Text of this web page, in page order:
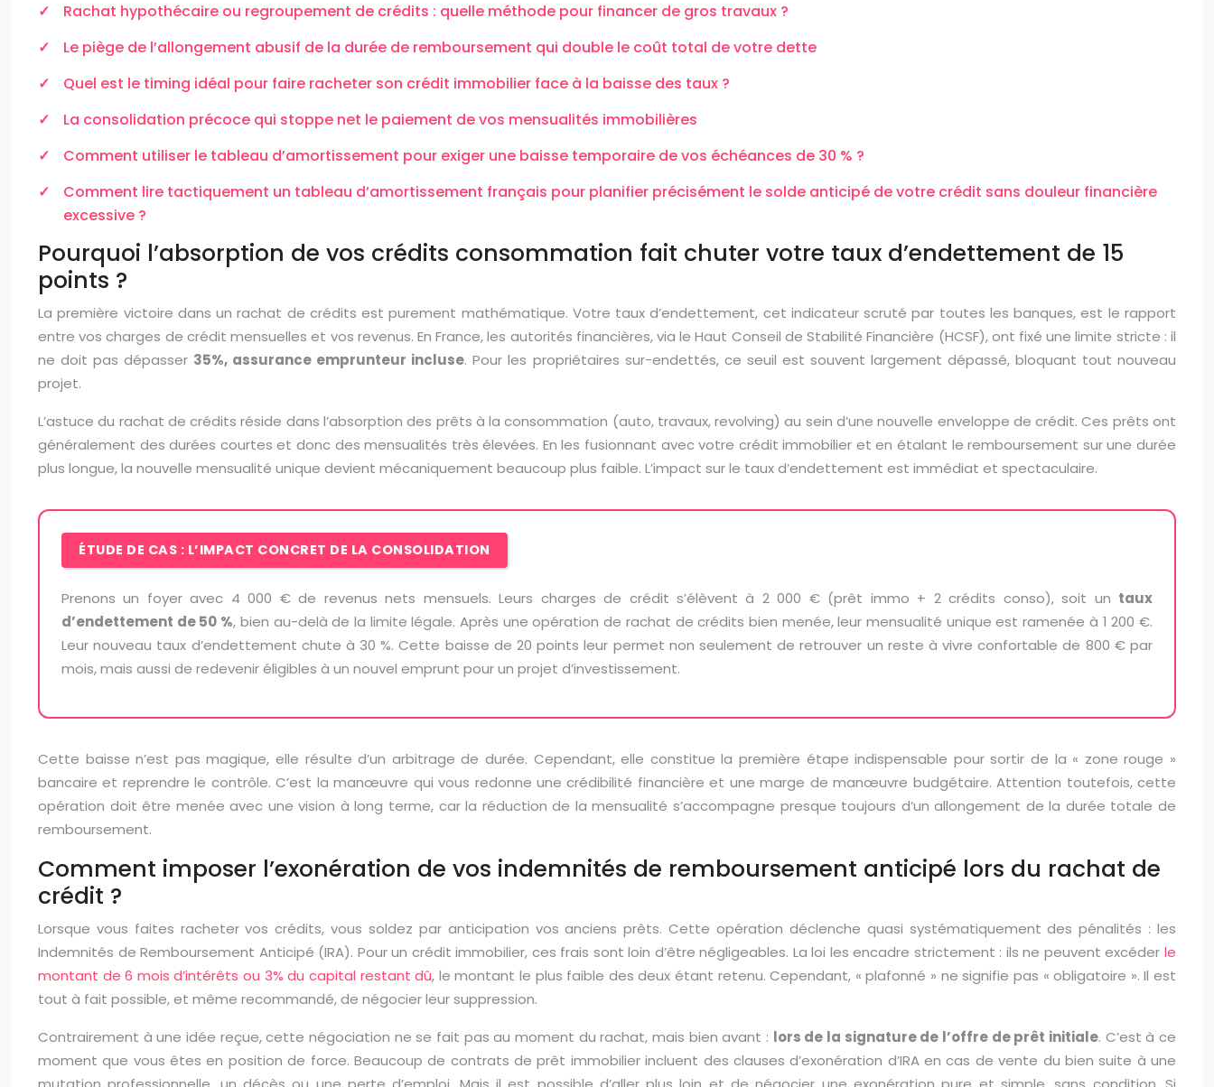
Rachat hypothécaire ou regroupement de crédits : quelle méthode pour financer de gros travaux ?
Le piège de l’allongement abusif de la durée de remboursement qui double le coût total de votre dette
Quel est le timing idéal pour faire racheter son crédit immobilier face à la baisse des taux ?
La consolidation précoce qui stoppe net le paiement de vos mensualités immobilières
Comment utiliser le tableau d’amortissement pour exiger une baisse temporaire de vos échéances de 30 % ?
Comment lire tactiquement un tableau d’amortissement français pour planifier précisément le solde anticipé de votre crédit sans douleur financière
excessive ?
Pourquoi l’absorption de vos crédits consommation fait chuter votre taux d’endettement de 15
points ?
La première victoire dans un rachat de crédits est purement mathématique. Votre taux d’endettement, cet indicateur scruté par toutes les banques, est le rapport
entre vos charges de crédit mensuelles et vos revenus. En France, les autorités financières, via le Haut Conseil de Stabilité Financière (HCSF), ont fixé une limite stricte : il
ne doit pas dépasser 35%, assurance emprunteur incluse. Pour les propriétaires sur-endettés, ce seuil est souvent largement dépassé, bloquant tout nouveau
projet.
L’astuce du rachat de crédits réside dans l’absorption des prêts à la consommation (auto, travaux, revolving) au sein d’une nouvelle enveloppe de crédit. Ces prêts ont
généralement des durées courtes et donc des mensualités très élevées. En les fusionnant avec votre crédit immobilier et en étalant le remboursement sur une durée
plus longue, la nouvelle mensualité unique devient mécaniquement beaucoup plus faible. L’impact sur le taux d’endettement est immédiat et spectaculaire.
ÉTUDE DE CAS : L’IMPACT CONCRET DE LA CONSOLIDATION
Prenons un foyer avec 4 000 € de revenus nets mensuels. Leurs charges de crédit s’élèvent à 2 000 € (prêt immo + 2 crédits conso), soit un taux
d’endettement de 50 %, bien au-delà de la limite légale. Après une opération de rachat de crédits bien menée, leur mensualité unique est ramenée à 1 200 €.
Leur nouveau taux d’endettement chute à 30 %. Cette baisse de 20 points leur permet non seulement de retrouver un reste à vivre confortable de 800 € par
mois, mais aussi de redevenir éligibles à un nouvel emprunt pour un projet d’investissement.
Cette baisse n’est pas magique, elle résulte d’un arbitrage de durée. Cependant, elle constitue la première étape indispensable pour sortir de la « zone rouge »
bancaire et reprendre le contrôle. C’est la manœuvre qui vous redonne une crédibilité financière et une marge de manœuvre budgétaire. Attention toutefois, cette
opération doit être menée avec une vision à long terme, car la réduction de la mensualité s’accompagne presque toujours d’un allongement de la durée totale de
remboursement.
Comment imposer l’exonération de vos indemnités de remboursement anticipé lors du rachat de
crédit ?
Lorsque vous faites racheter vos crédits, vous soldez par anticipation vos anciens prêts. Cette opération déclenche quasi systématiquement des pénalités : les
Indemnités de Remboursement Anticipé (IRA). Pour un crédit immobilier, ces frais sont loin d’être négligeables. La loi les encadre strictement : ils ne peuvent excéder le
montant de 6 mois d’intérêts ou 3% du capital restant dû, le montant le plus faible des deux étant retenu. Cependant, « plafonné » ne signifie pas « obligatoire ». Il est
tout à fait possible, et même recommandé, de négocier leur suppression.
Contrairement à une idée reçue, cette négociation ne se fait pas au moment du rachat, mais bien avant : lors de la signature de l’offre de prêt initiale. C’est à ce
moment que vous êtes en position de force. Beaucoup de contrats de prêt immobilier incluent des clauses d’exonération d’IRA en cas de vente du bien suite à une